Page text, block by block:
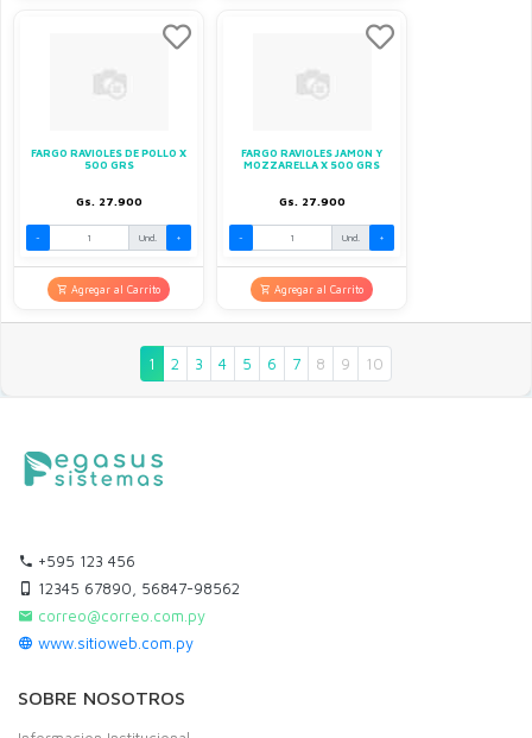
FARGO RAVIOLES DE POLLO X
500 GRS
Gs. 27.900
- Und. +
Agregar al Carrito
FARGO RAVIOLES JAMON Y
MOZZARELLA X 500 GRS
Gs. 27.900
- Und. +
Agregar al Carrito
1 2 3 4 5 6 7 8 9 10
+595 123 456
12345 67890, 56847-98562
correo@correo.com.py
www.sitioweb.com.py
SOBRE NOSOTROS